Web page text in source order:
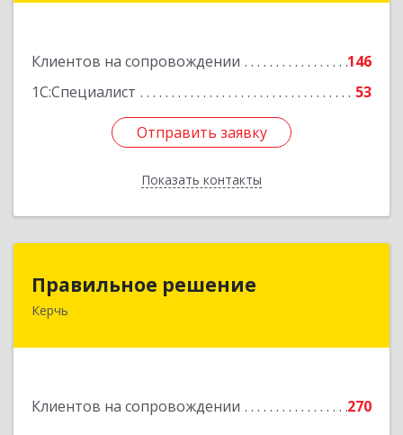
Клиентов на сопровождении
146
1С:Специалист
53
Отправить заявку
Показать контакты
Отправить заявку
Назад
Правильное решение
Керчь
Клиентов на сопровождении 270
298330, Крым Респ, Керчь г, Адмиралтейский